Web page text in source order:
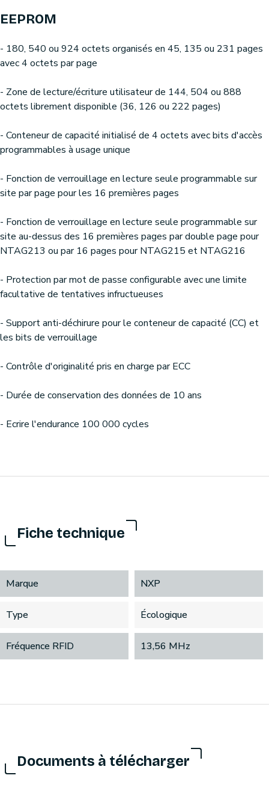
EEPROM
- 180, 540 ou 924 octets organisés en 45, 135 ou 231 pages
avec 4 octets par page
- Zone de lecture/écriture utilisateur de 144, 504 ou 888
octets librement disponible (36, 126 ou 222 pages)
- Conteneur de capacité initialisé de 4 octets avec bits d'accès
programmables à usage unique
- Fonction de verrouillage en lecture seule programmable sur
site par page pour les 16 premières pages
- Fonction de verrouillage en lecture seule programmable sur
site au-dessus des 16 premières pages par double page pour
NTAG213 ou par 16 pages pour NTAG215 et NTAG216
- Protection par mot de passe configurable avec une limite
facultative de tentatives infructueuses
- Support anti-déchirure pour le conteneur de capacité (CC) et
les bits de verrouillage
- Contrôle d'originalité pris en charge par ECC
- Durée de conservation des données de 10 ans
- Ecrire l'endurance 100 000 cycles
Fiche technique
Marque NXP
Type Écologique
Fréquence RFID 13,56 MHz
Documents à télécharger